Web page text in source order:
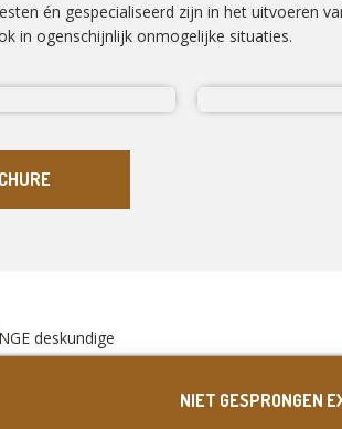
én gespecialiseerd zijn in het uitvoeren
in ogenschijnlijk onmogelijke situaties.
NIET GESPRONGEN